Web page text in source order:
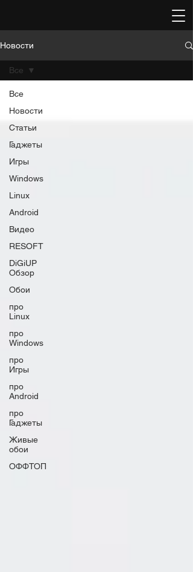
Новости
Все
Новости
Статьи
Гаджеты
Игры
Windows
Linux
Android
Видео
RESOFT
DiGiUP
Обзор
Обои
про
Linux
про
Windows
про
Игры
про
Android
про
Гаджеты
Живые
обои
ОФФТОП
Все